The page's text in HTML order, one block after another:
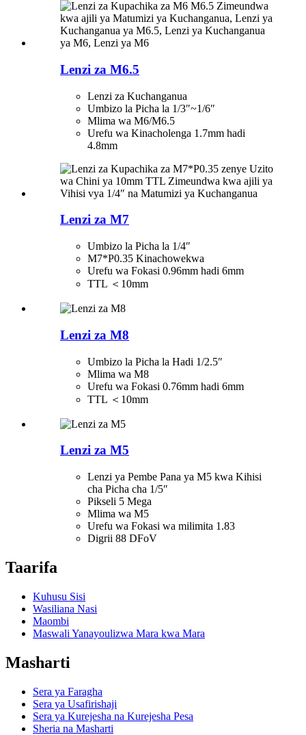
Lenzi za M6.5
Lenzi za Kuchanganua
Umbizo la Picha la 1/3″~1/6″
Mlima wa M6/M6.5
Urefu wa Kinacholenga 1.7mm hadi
4.8mm
Lenzi za M7
Umbizo la Picha la 1/4″
M7*P0.35 Kinachowekwa
Urefu wa Fokasi 0.96mm hadi 6mm
TTL ＜10mm
Lenzi za M8
Umbizo la Picha la Hadi 1/2.5″
Mlima wa M8
Urefu wa Fokasi 0.76mm hadi 6mm
TTL ＜10mm
Lenzi za M5
Lenzi ya Pembe Pana ya M5 kwa Kihisi
cha Picha cha 1/5″
Pikseli 5 Mega
Mlima wa M5
Urefu wa Fokasi wa milimita 1.83
Digrii 88 DFoV
Taarifa
Kuhusu Sisi
Wasiliana Nasi
Maombi
Maswali Yanayoulizwa Mara kwa Mara
Masharti
Sera ya Faragha
Sera ya Usafirishaji
Sera ya Kurejesha na Kurejesha Pesa
Sheria na Masharti